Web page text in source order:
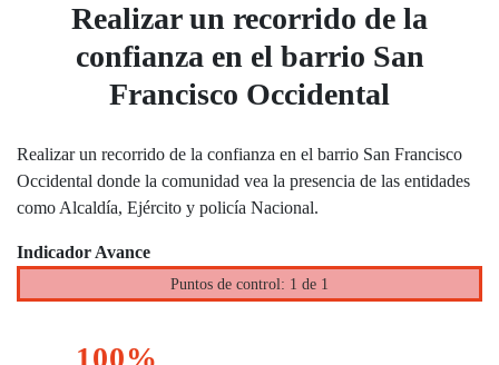
Realizar un recorrido de la
confianza en el barrio San
Francisco Occidental
Realizar un recorrido de la confianza en el barrio San Francisco
Occidental donde la comunidad vea la presencia de las entidades
como Alcaldía, Ejército y policía Nacional.
Indicador Avance
Puntos de control: 1 de 1
100%